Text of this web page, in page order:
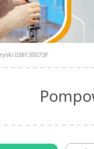
038130073F